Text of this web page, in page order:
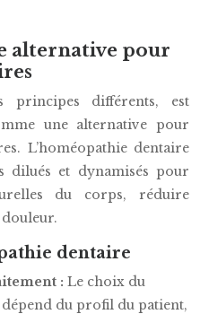
alternative pour
principes différents, est
une alternative pour
L’homéopathie dentaire
dilués et dynamisés pour
du corps, réduire
dentaire
: Le choix du
du profil du patient,